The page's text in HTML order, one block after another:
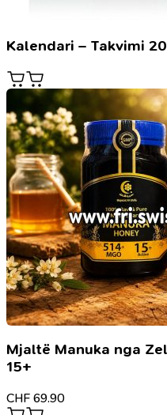
Kalendari – Takvimi
Mjaltë Manuka nga
15+
CHF 69.90